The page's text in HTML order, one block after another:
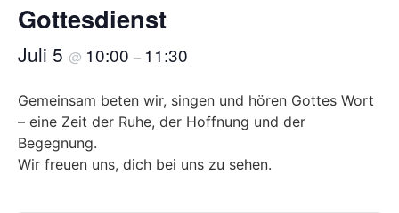
Gottesdienst
Juli 5 @ 10:00 – 11:30
Gemeinsam beten wir, singen und hören Gottes Wort
– eine Zeit der Ruhe, der Hoffnung und der
Begegnung.
Wir freuen uns, dich bei uns zu sehen.